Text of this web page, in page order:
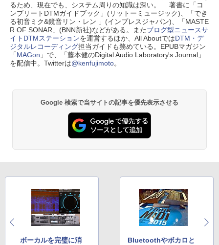
るため、現在でも、システム周りの知識は深い。 著書に「コ
ンプリートDTMガイドブック」(リットーミュージック)、「でき
る初音ミク&鏡音リン・レン 」(インプレスジャパン)、「MASTE
R OF SONAR」(BNN新社)などがある。またブログ型ニュースサ
イトDTMステーションを運営するほか、All AboutではDTM・デ
ジタルレコーディング担当ガイドも務めている。EPUBマガジン
「MAGon 」で、「藤本健のDigital Audio Laboratory's Journal」
を配信中。Twitterは@kenfujimoto。
Google 検索で当サイトの記事を優先表示させる
ボーカルを完璧に消
Bluetoothやボカロと